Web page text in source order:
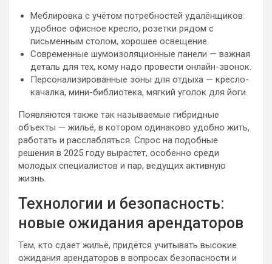
Меблировка с учётом потребностей удалёнщиков:
удобное офисное кресло, розетки рядом с
письменным столом, хорошее освещение.
Современные шумоизоляционные панели — важная
деталь для тех, кому надо провести онлайн-звонок.
Персонализированные зоны для отдыха — кресло-
качалка, мини-библиотека, мягкий уголок для йоги.
Появляются также так называемые гибридные
объекты — жильё, в котором одинаково удобно жить,
работать и расслабляться. Спрос на подобные
решения в 2025 году вырастет, особенно среди
молодых специалистов и пар, ведущих активную
жизнь.
Технологии и безопасность:
новые ожидания арендаторов
Тем, кто сдает жильё, придётся учитывать высокие
ожидания арендаторов в вопросах безопасности и